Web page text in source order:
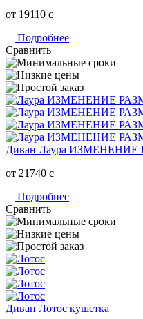
от 19110 c
Подробнее
Сравнить
Диван Лаура ИЗМЕНЕНИЕ
от 21740 c
Подробнее
Сравнить
Диван Лотос кушетка